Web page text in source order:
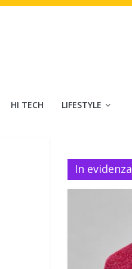
HI TECH LIFESTYLE
In evidenza